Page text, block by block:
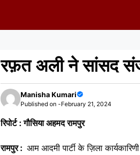
रफ़त अली ने सांसद
Manisha Kumari
Published on -February 21, 2024
रिपोर्ट : गौसिया अहमद रामपुर
रामपुर : आम आदमी पार्टी के ज़िला